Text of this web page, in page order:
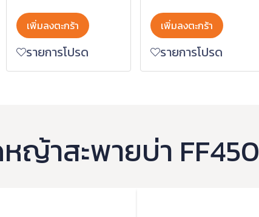
เพิ่มลงตะกร้า
รายการโปรด
เพิ่มลงตะกร้า
รายการโปรด
ญ้าสะพายบ่า FF450